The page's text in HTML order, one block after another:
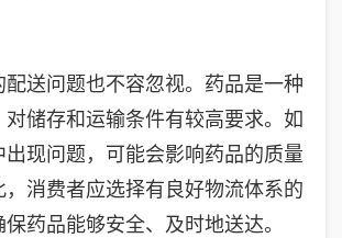
送问题也不容忽视。药品是一种
储存和运输条件有较高要求。如
现问题，可能会影响药品的质量
消费者应选择有良好物流体系的
药品能够安全、及时地送达。